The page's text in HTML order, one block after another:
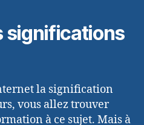
significations
la signification
vous allez trouver
à ce sujet. Mais à